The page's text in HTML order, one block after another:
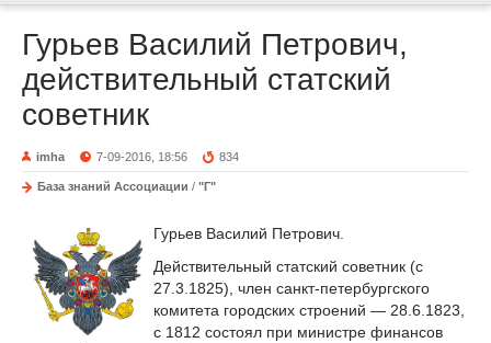
Гурьев Василий Петрович,
действительный статский
советник
imha 7-09-2016, 18:56 834
База знаний Ассоциации / "Г"
Гурьев Василий Петрович.
Действительный статский советник (с
27.3.1825), член санкт-петербургского
комитета городских строений — 28.6.1823,
с 1812 состоял при министре финансов